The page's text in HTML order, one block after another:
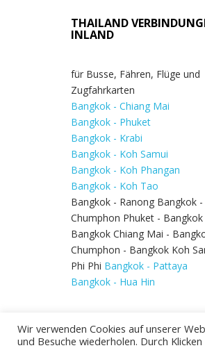
THAILAND
INLAND
für Busse, Fähren, Flüge und
Zugfahrkarten
Bangkok - Chiang Mai
Bangkok - Phuket
Bangkok - Krabi
Bangkok - Koh Samui
Bangkok - Koh Phangan
Bangkok - Koh Tao
Bangkok - Ranong Bangkok -
Chumphon Phuket - Bangkok
Bangkok Chiang Mai -
Chumphon - Bangkok Koh
Phi Phi Bangkok - Pattaya
Bangkok - Hua Hin
Wir verwenden Cookies auf unserer
und Besuche wiederholen. Durch